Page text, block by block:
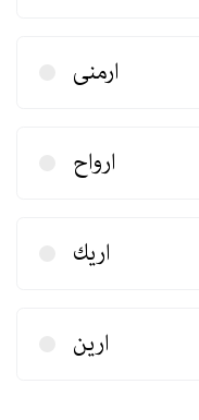
ارمنی
ارواح
اریك
ارین